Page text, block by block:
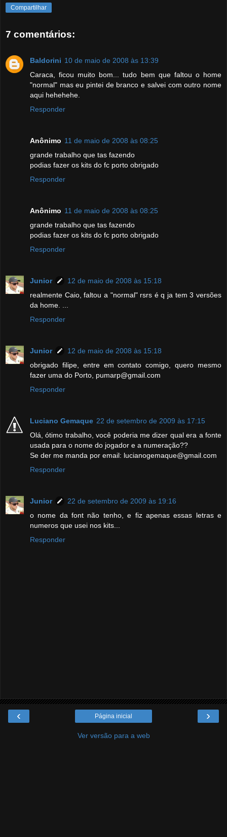
Compartilhar
7 comentários:
Baldorini 10 de maio de 2008 às 13:39
Caraca, ficou muito bom... tudo bem que faltou o home
"normal" mas eu pintei de branco e salvei com outro nome
aqui hehehehe.
Responder
Anônimo 11 de maio de 2008 às 08:25
grande trabalho que tas fazendo
podias fazer os kits do fc porto obrigado
Responder
Anônimo 11 de maio de 2008 às 08:25
grande trabalho que tas fazendo
podias fazer os kits do fc porto obrigado
Responder
Junior
12 de maio de 2008 às 15:18
realmente Caio, faltou a "normal" rsrs é q ja tem 3 versões
da home. ...
Responder
Junior
12 de maio de 2008 às 15:18
obrigado filipe, entre em contato comigo, quero mesmo
fazer uma do Porto, pumarp@gmail.com
Responder
Luciano Gemaque 22 de setembro de 2009 às 17:15
Olá, ótimo trabalho, você poderia me dizer qual era a fonte
usada para o nome do jogador e a numeração??
Se der me manda por email: lucianogemaque@gmail.com
Responder
Junior
22 de setembro de 2009 às 19:16
o nome da font não tenho, e fiz apenas essas letras e
numeros que usei nos kits...
Responder
‹ ›
Página inicial
Ver versão para a web